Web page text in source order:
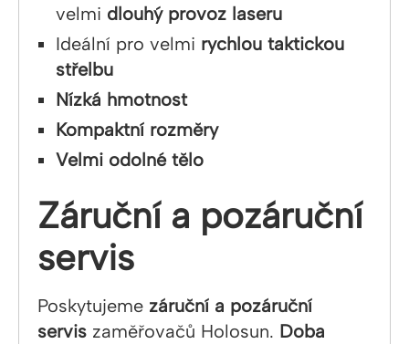
velmi dlouhý provoz laseru
Ideální pro velmi rychlou taktickou
střelbu
Nízká hmotnost
Kompaktní rozměry
Velmi odolné tělo
Záruční a pozáruční
servis
Poskytujeme záruční a pozáruční
servis zaměřovačů Holosun. Doba